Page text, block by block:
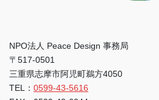
NPO法人 Peace Design 事務局
〒517-0501
三重県志摩市阿児町鵜方4050
TEL： 0599-43-5616